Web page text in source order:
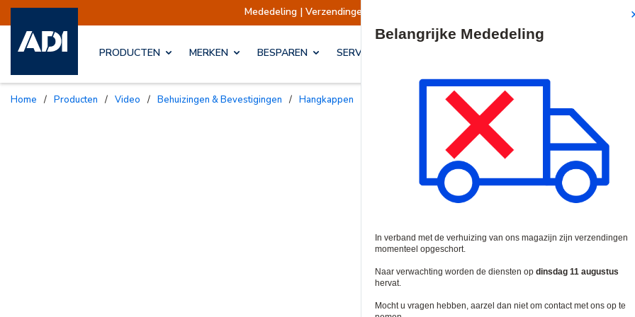
Mededeling | Verzendingen opgeschort Verzendingen worden op dinsdag
PRODUCTEN MERKEN BESPAREN SERVICES & OPLOSSINGEN
Home / Producten / Video / Behuizingen & Bevestigingen / Hangkappen